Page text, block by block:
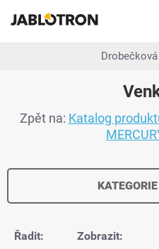
Zpět na: Katalog
Řadit: Zobrazit: